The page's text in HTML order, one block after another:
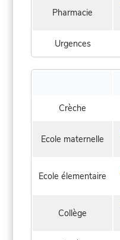
Pharmacie
Urgences
Crèche
Ecole maternelle
Ecole élementaire
Collège